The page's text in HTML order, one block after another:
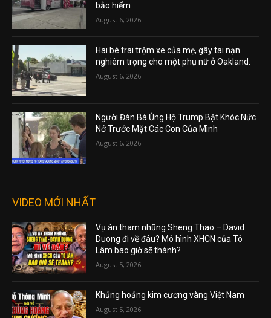
bảo hiểm
August 6, 2026
Hai bé trai trộm xe của mẹ, gây tai nạn
nghiêm trọng cho một phụ nữ ở Oakland.
August 6, 2026
Người Đàn Bà Ủng Hộ Trump Bật Khóc Nức
Nở Trước Mặt Các Con Của Mình
August 6, 2026
VIDEO MỚI NHẤT
Vụ án tham nhũng Sheng Thao – David
Duong đi về đâu? Mô hình XHCN của Tô
Lâm bao giờ sẽ thành?
August 5, 2026
Khủng hoảng kim cương vàng Việt Nam
August 5, 2026